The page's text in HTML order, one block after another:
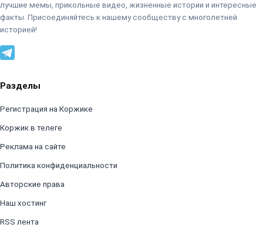
лучшие мемы, прикольные видео, жизненные истории и интересные
факты. Присоединяйтесь к нашему сообществу с многолетней
историей!
Разделы
Регистрация на Коржике
Коржик в телеге
Реклама на сайте
Политика конфиденциальности
Авторские права
Наш хостинг
RSS лента